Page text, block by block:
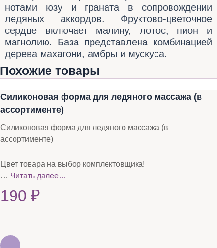
нотами юзу и граната в сопровождении
ледяных аккордов. Фруктово-цветочное
сердце включает малину, лотос, пион и
магнолию. База представлена комбинацией
дерева махагони, амбры и мускуса.
Похожие товары
Силиконовая форма для ледяного массажа (в
ассортименте)
Силиконовая форма для ледяного массажа (в
ассортименте)
Цвет товара на выбор комплектовщика!
… Читать далее…
190 ₽